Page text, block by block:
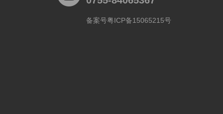
备案号粤ICP备15065215号